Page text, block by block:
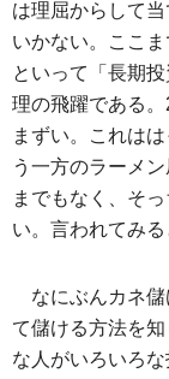
は理屈からして
いかない。ここ
といって「長期
理の飛躍である
まずい。これは
う一方のラーメ
までもなく、そ
い。言われてみる
なにぶんカネ
て儲ける方法を
な人がいろいろ